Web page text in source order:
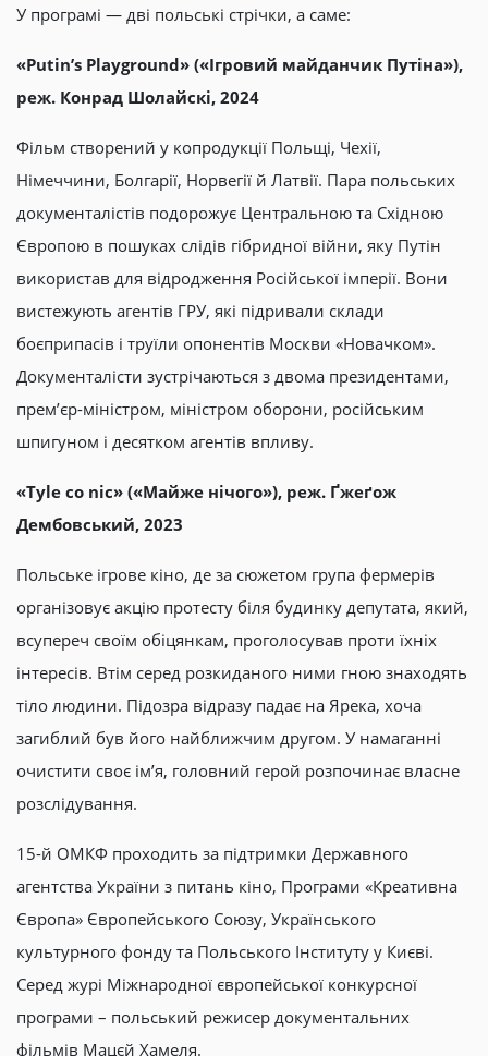
У програмі — дві польські стрічки, а саме:
«Putin’s Playground» («Ігровий майданчик Путіна»),
реж. Конрад Шолайскі, 2024
Фільм створений у копродукції Польщі, Чехії,
Німеччини, Болгарії, Норвегії й Латвії. Пара польських
документалістів подорожує Центральною та Східною
Європою в пошуках слідів гібридної війни, яку Путін
використав для відродження Російської імперії. Вони
вистежують агентів ГРУ, які підривали склади
боєприпасів і труїли опонентів Москви «Новачком».
Документалісти зустрічаються з двома президентами,
прем’єр-міністром, міністром оборони, російським
шпигуном і десятком агентів впливу.
«Tyle co nic» («Майже нічого»), реж. Ґжеґож
Дембовський, 2023
Польське ігрове кіно, де за сюжетом група фермерів
організовує акцію протесту біля будинку депутата, який,
всупереч своїм обіцянкам, проголосував проти їхніх
інтересів. Втім серед розкиданого ними гною знаходять
тіло людини. Підозра відразу падає на Ярека, хоча
загиблий був його найближчим другом. У намаганні
очистити своє ім’я, головний герой розпочинає власне
розслідування.
15-й ОМКФ проходить за підтримки Державного
агентства України з питань кіно, Програми «Креативна
Європа» Європейського Союзу, Українського
культурного фонду та Польського Інституту у Києві.
Серед журі Міжнародної європейської конкурсної
програми – польський режисер документальних
фільмів Мацєй Хамеля.